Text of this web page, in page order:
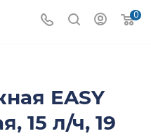
0
EASY
15 л/ч, 19